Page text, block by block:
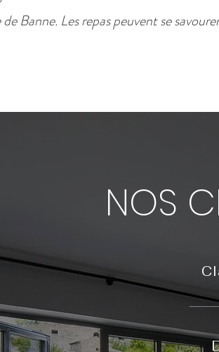
de Banne. Les repas peuvent se
NOS